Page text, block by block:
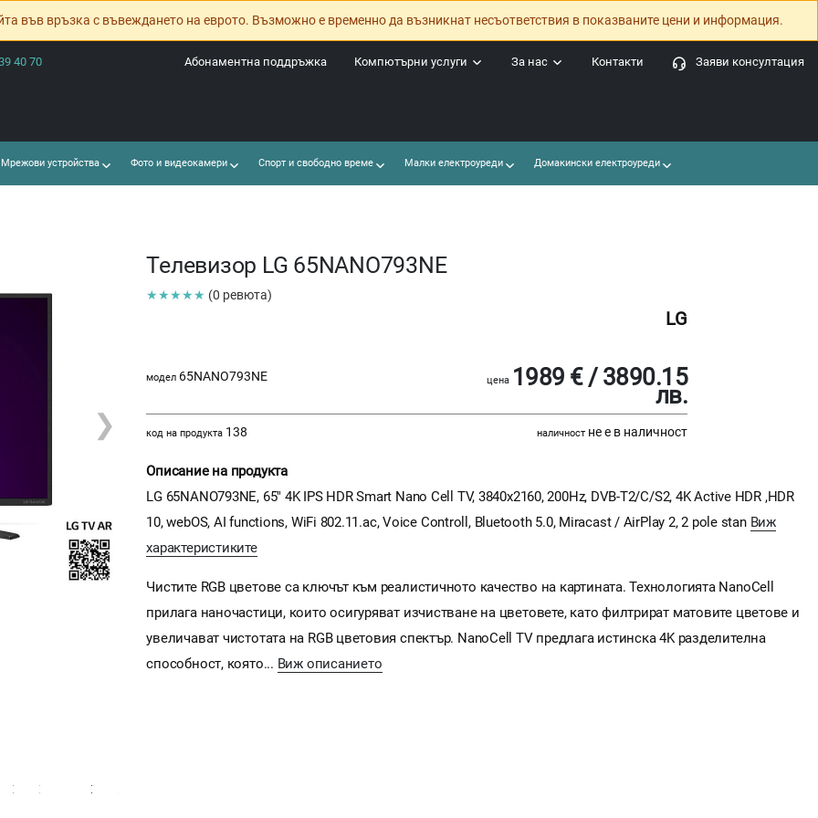
във връзка с въвеждането на еврото. Възможно е временно да възникнат несъответствия в показваните цени и информация.
40 70 Заяви консултация
Контакти
За нас
Компютърни услуги
Абонаментна поддръжка
устройства Фото и видеокамери Спорт и свободно време Малки електроуреди Домакински електроуреди
❯
Телевизор LG 65NANO793NE
★★★★★ (0 ревюта)
LG
модел 65NANO793NE цена 1989 € / 3890.15
лв.
код на продукта 138 наличност не е в наличност
Описание на продукта
LG 65NANO793NE, 65" 4K IPS HDR Smart Nano Cell TV, 3840x2160, 200Hz, DVB-T2/C/S2, 4K Active HDR ,HDR
10, webOS, AI functions, WiFi 802.11.ac, Voice Controll, Bluetooth 5.0, Miracast / AirPlay 2, 2 pole stan Виж
характеристиките
Чистите RGB цветове са ключът към реалистичното качество на картината. Технологията NanoCell
прилага наночастици, които осигуряват изчистване на цветовете, като филтрират матовите цветове и
увеличават чистотата на RGB цветовия спектър. NanoCell TV предлага истинска 4K разделителна
способност, която... Виж описанието